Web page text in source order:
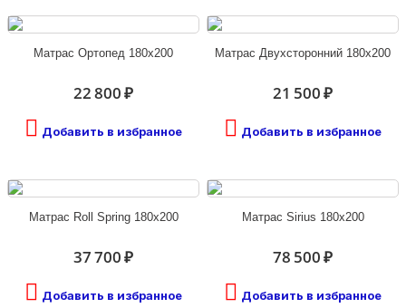
Матрас Ортопед 180х200
22 800 ₽
Добавить в избранное
Матрас Двухсторонний 180х200
21 500 ₽
Добавить в избранное
Матрас Roll Spring 180х200
37 700 ₽
Добавить в избранное
Матрас Sirius 180х200
78 500 ₽
Добавить в избранное